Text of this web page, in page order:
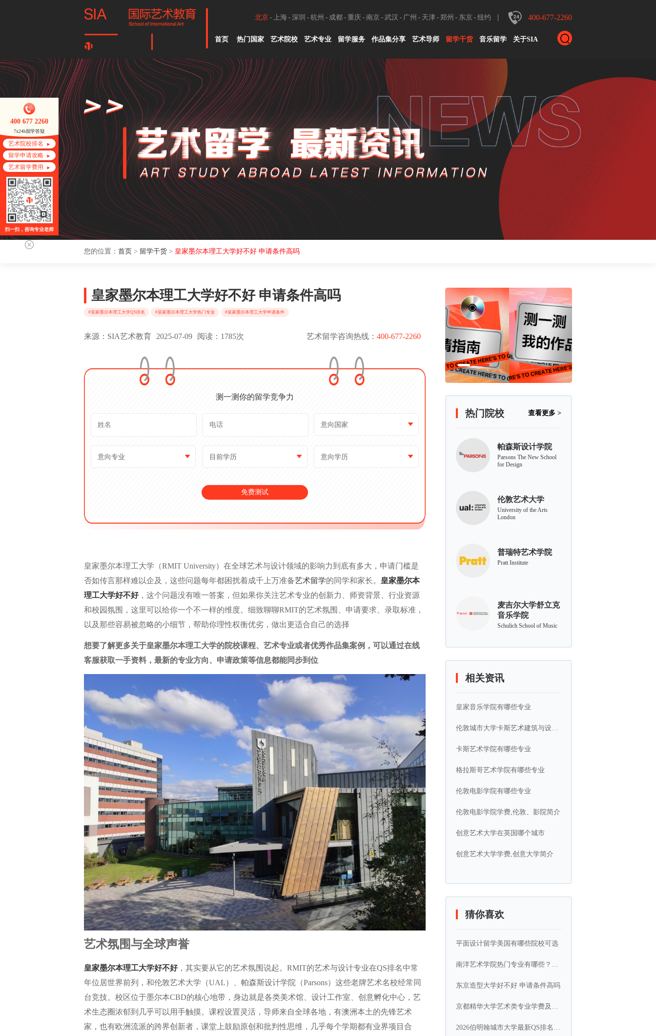
400-677-2260
北京 上海 深圳 杭州 成都 重庆 南京 武汉 广州 天津 郑州 东京 纽约
首页 热门国家 艺术院校 艺术专业 留学服务 作品集分享 艺术导师 留学干货 音乐留学 关于SIA
您的位置： 首页 > 留学干货 > 皇家墨尔本理工大学好不好 申请条件高吗
皇家墨尔本理工大学好不好 申请条件高吗
#皇家墨尔本理工大学QS排名 #皇家墨尔本理工大学热门专业 #皇家墨尔本理工大学申请条件
来源：SIA艺术教育 2025-07-09 阅读：1785次 艺术留学咨询热线： 400-677-2260
测一测你的留学竞争力
皇家墨尔本理工大学（RMIT University）在全球艺术与设计领域的影响力到底有多大，申请门槛是
否如传言那样难以企及，这些问题每年都困扰着成千上万准备艺术留学的同学和家长。 皇家墨尔本
理工大学好不好，这个问题没有唯一答案，但如果你关注艺术专业的创新力、师资背景、行业资源
和校园氛围，这里可以给你一个不一样的维度。细致聊聊RMIT的艺术氛围、申请要求、录取标准，
以及那些容易被忽略的小细节，帮助你理性权衡优劣，做出更适合自己的选择
想要了解更多关于皇家墨尔本理工大学的院校课程、艺术专业或者优秀作品集案例，可以通过在线
客服获取一手资料，最新的专业方向、申请政策等信息都能同步到位
艺术氛围与全球声誉
皇家墨尔本理工大学好不好，其实要从它的艺术氛围说起。RMIT的艺术与设计专业在QS排名中常
年位居世界前列，和伦敦艺术大学（UAL）、帕森斯设计学院（Parsons）这些老牌艺术名校经常同
台竞技。校区位于墨尔本CBD的核心地带，身边就是各类美术馆、设计工作室、创意孵化中心，艺
术生态圈浓郁到几乎可以用手触摸。课程设置灵活，导师来自全球各地，有澳洲本土的先锋艺术
家，也有欧洲流派的跨界创新者，课堂上鼓励原创和批判性思维，几乎每个学期都有业界项目合
查看更多 >
热门院校
帕森斯设计学院
Parsons The New School
for Design
伦敦艺术大学
University of the Arts
London
普瑞特艺术学院
Pratt Institute
麦吉尔大学舒立克
音乐学院
Schulich School of Music
相关资讯
皇家音乐学院有哪些专业
伦敦城市大学卡斯艺术建筑与设计学院简介
卡斯艺术学院有哪些专业
格拉斯哥艺术学院有哪些专业
伦敦电影学院有哪些专业
伦敦电影学院学费,伦敦、影院简介
创意艺术大学在英国哪个城市
创意艺术大学学费,创意大学简介
猜你喜欢
平面设计留学美国有哪些院校可选
南洋艺术学院热门专业有哪些？艺术类专业方向
东京造型大学好不好 申请条件高吗
京都精华大学艺术类专业学费及留学成本一览
2026伯明翰城市大学最新QS排名第几
400 677 2260
7x24h留学答疑
艺术院校排名
留学申请攻略
艺术留学费用
扫一扫，咨询专业老师